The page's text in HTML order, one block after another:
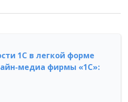
1С в легкой форме
медиа фирмы «1С»: